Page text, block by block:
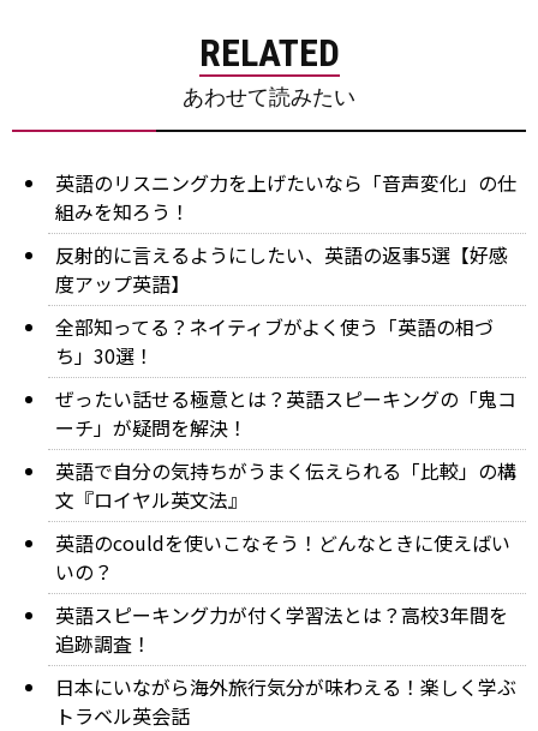
RELATED
あわせて読みたい
英語のリスニング力を上げたいなら「音声変化」の仕
組みを知ろう！
反射的に言えるようにしたい、英語の返事5選【好感
度アップ英語】
全部知ってる？ネイティブがよく使う「英語の相づ
ち」30選！
ぜったい話せる極意とは？英語スピーキングの「鬼コ
ーチ」が疑問を解決！
英語で自分の気持ちがうまく伝えられる「比較」の構
文『ロイヤル英文法』
英語のcouldを使いこなそう！どんなときに使えばい
いの？
英語スピーキング力が付く学習法とは？高校3年間を
追跡調査！
日本にいながら海外旅行気分が味わえる！楽しく学ぶ
トラベル英会話